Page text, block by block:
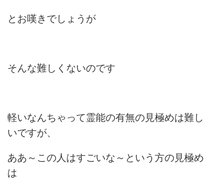
とお嘆きでしょうが
そんな難しくないのです
軽いなんちゃって霊能の有無の見極めは難し
いですが、
ああ～この人はすごいな～という方の見極め
は